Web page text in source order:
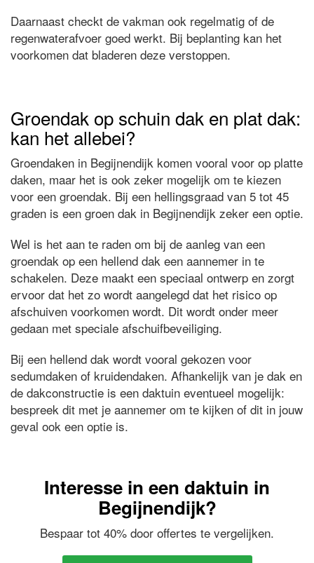
Daarnaast checkt de vakman ook regelmatig of de
regenwaterafvoer goed werkt. Bij beplanting kan het
voorkomen dat bladeren deze verstoppen.
Groendak op schuin dak en plat dak:
kan het allebei?
Groendaken in Begijnendijk komen vooral voor op platte
daken, maar het is ook zeker mogelijk om te kiezen
voor een groendak. Bij een hellingsgraad van 5 tot 45
graden is een groen dak in Begijnendijk zeker een optie.
Wel is het aan te raden om bij de aanleg van een
groendak op een hellend dak een aannemer in te
schakelen. Deze maakt een speciaal ontwerp en zorgt
ervoor dat het zo wordt aangelegd dat het risico op
afschuiven voorkomen wordt. Dit wordt onder meer
gedaan met speciale afschuifbeveiliging.
Bij een hellend dak wordt vooral gekozen voor
sedumdaken of kruidendaken. Afhankelijk van je dak en
de dakconstructie is een daktuin eventueel mogelijk:
bespreek dit met je aannemer om te kijken of dit in jouw
geval ook een optie is.
Interesse in een daktuin in
Begijnendijk?
Bespaar tot 40% door offertes te vergelijken.